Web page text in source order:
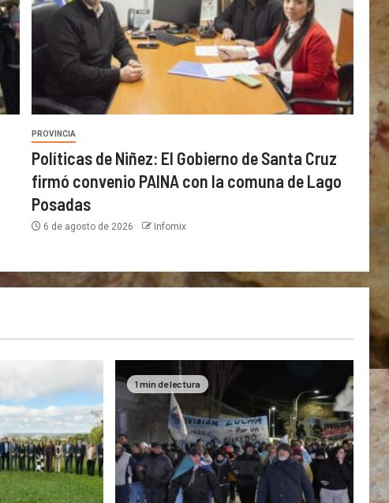
PROVINCIA
Políticas de Niñez: El Gobierno de Santa Cruz
firmó convenio PAINA con la comuna de Lago
Posadas
6 de agosto de 2026 Infomix
1 min de lectura